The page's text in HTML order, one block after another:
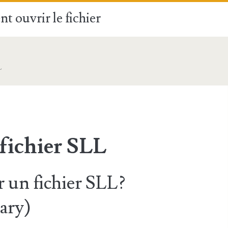
ouvrir le fichier
SLL
fichier SLL?